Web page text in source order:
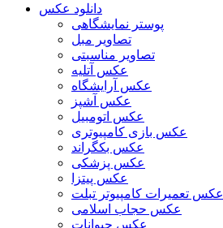
دانلود عکس
پوستر نمایشگاهی
تصاویر مبل
تصاویر مناسبتی
عکس آتلیه
عکس آرایشگاه
عکس آشپز
عکس اتومبیل
عکس بازی کامپیوتری
عکس بکگراند
عکس پزشکی
عکس پیتزا
عکس تعمیرات کامپیوتر تبلت
عکس حجاب اسلامی
عکس حیوانات